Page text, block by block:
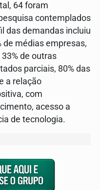
64 foram
contemplados
das demandas incluiu
de médias empresas,
de outras
parciais, 80% das
a relação
com
acesso a
de tecnologia.